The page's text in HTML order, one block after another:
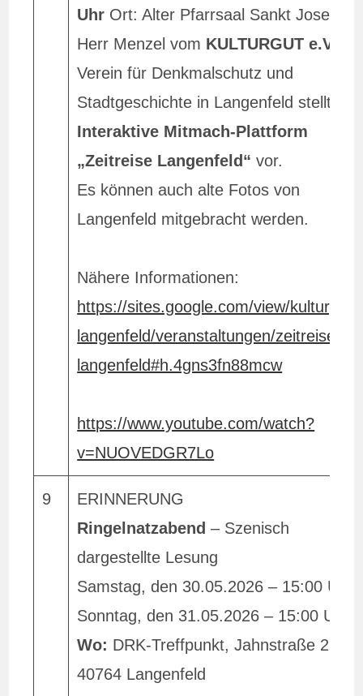
Uhr Ort: Alter Pfarrsaal Sankt Josef
Herr Menzel vom KULTURGUT e.V.
Verein für Denkmalschutz und
Stadtgeschichte in Langenfeld stellt die
Interaktive Mitmach-Plattform
„Zeitreise Langenfeld“ vor.
Es können auch alte Fotos von
Langenfeld mitgebracht werden.
Nähere Informationen:
https://sites.google.com/view/kulturgut-
langenfeld/veranstaltungen/zeitreise-
langenfeld#h.4gns3fn88mcw
https://www.youtube.com/watch?
v=NUOVEDGR7Lo
9
ERINNERUNG
Ringelnatzabend – Szenisch
dargestellte Lesung
Samstag, den 30.05.2026 – 15:00 Uhr
Sonntag, den 31.05.2026 – 15:00 Uhr
Wo: DRK-Treffpunkt, Jahnstraße 26,
40764 Langenfeld